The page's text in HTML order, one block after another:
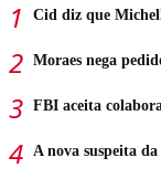
Cid diz que
Moraes nega
FBI aceita
A nova suspeita